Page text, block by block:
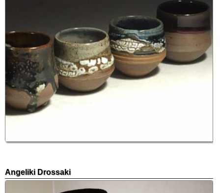
Angeliki Drossaki